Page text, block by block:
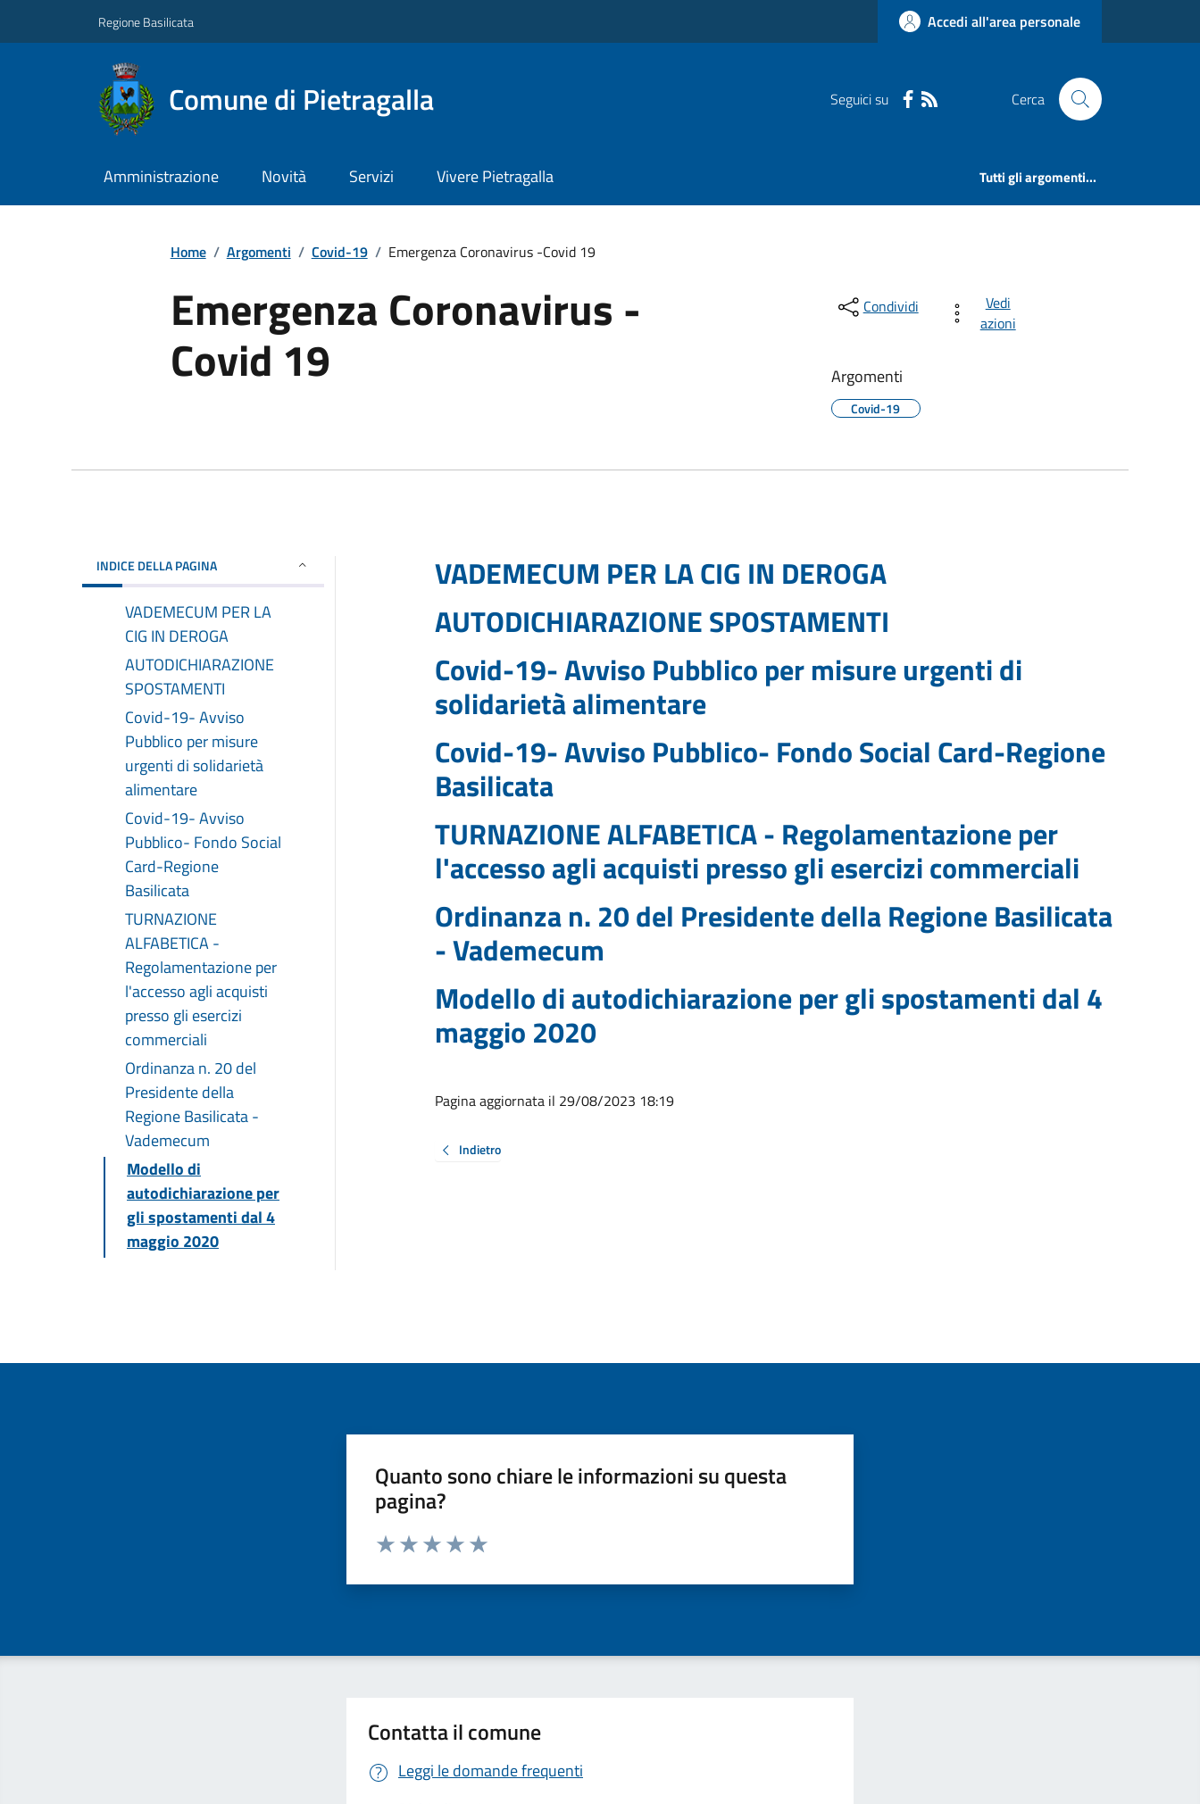
Regione Basilicata Accedi all'area personale
Comune di Pietragalla Seguici su Cerca
Amministrazione Novità Servizi Vivere Pietragalla Tutti gli argomenti...
Home / Argomenti / Covid-19 / Emergenza Coronavirus -Covid 19
Emergenza Coronavirus -
Covid 19
Condividi
Vedi
azioni
Argomenti
Covid-19
INDICE DELLA PAGINA
VADEMECUM PER LA
CIG IN DEROGA
AUTODICHIARAZIONE
SPOSTAMENTI
Covid-19- Avviso
Pubblico per misure
urgenti di solidarietà
alimentare
Covid-19- Avviso
Pubblico- Fondo Social
Card-Regione
Basilicata
TURNAZIONE
ALFABETICA -
Regolamentazione per
l'accesso agli acquisti
presso gli esercizi
commerciali
Ordinanza n. 20 del
Presidente della
Regione Basilicata -
Vademecum
Modello di
autodichiarazione per
gli spostamenti dal 4
maggio 2020
VADEMECUM PER LA CIG IN DEROGA
AUTODICHIARAZIONE SPOSTAMENTI
Covid-19- Avviso Pubblico per misure urgenti di
solidarietà alimentare
Covid-19- Avviso Pubblico- Fondo Social Card-Regione
Basilicata
TURNAZIONE ALFABETICA - Regolamentazione per
l'accesso agli acquisti presso gli esercizi commerciali
Ordinanza n. 20 del Presidente della Regione Basilicata
- Vademecum
Modello di autodichiarazione per gli spostamenti dal 4
maggio 2020
Pagina aggiornata il 29/08/2023 18:19
Indietro
Quanto sono chiare le informazioni su questa
pagina?
Valuta da 1 a 5 stelle la pagina
Contatta il comune
Leggi le domande frequenti